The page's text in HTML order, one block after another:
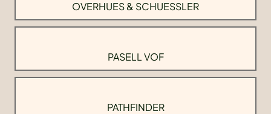
OVERHUES & SCHUESSLER
PASELL VOF
PATHFINDER